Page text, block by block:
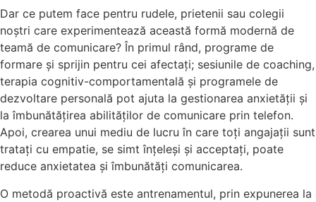
Dar ce putem face pentru rudele, prietenii sau colegii
noștri care experimentează această formă modernă de
teamă de comunicare? În primul rând, programe de
formare și sprijin pentru cei afectați; sesiunile de coaching,
terapia cognitiv-comportamentală și programele de
dezvoltare personală pot ajuta la gestionarea anxietății și
la îmbunătățirea abilităților de comunicare prin telefon.
Apoi, crearea unui mediu de lucru în care toți angajații sunt
tratați cu empatie, se simt înțeleși și acceptați, poate
reduce anxietatea și îmbunătăți comunicarea.
O metodă proactivă este antrenamentul, prin expunerea la